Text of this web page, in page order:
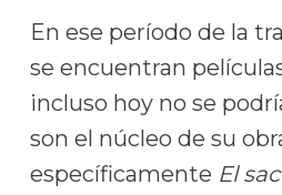
En ese período de la
se encuentran
incluso hoy no se
son el núcleo de su
específicamente El